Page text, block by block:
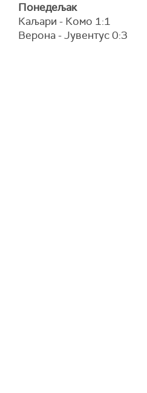
Понедељак
Каљари - Комо 1:1
Верона - Јувентус 0:3